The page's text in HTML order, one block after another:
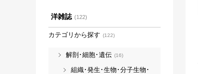
洋雑誌 (122)
カテゴリから探す (122)
解剖･細胞･遺伝 (16)
組織･発生･生物･分子生物･